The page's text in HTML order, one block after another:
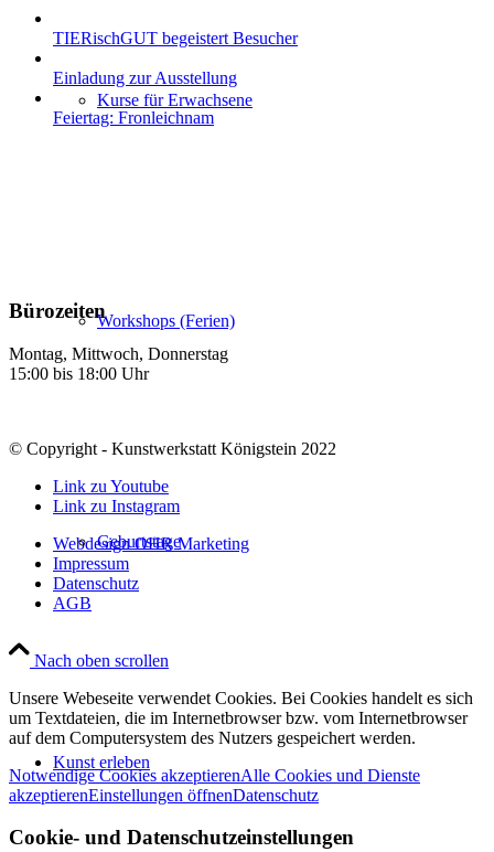
Kurse für Erwachsene
Workshops (Ferien)
Geburtstage
Kunst erleben
TIERischGUT begeistert Besucher
Einladung zur Ausstellung
Feiertag: Fronleichnam
Bürozeiten
Montag, Mittwoch, Donnerstag
15:00 bis 18:00 Uhr
© Copyright - Kunstwerkstatt Königstein 2022
Link zu Youtube
Link zu Instagram
Webdesign OHR Marketing
Impressum
Datenschutz
AGB
Nach oben scrollen
Unsere Webeseite verwendet Cookies. Bei Cookies handelt es sich
um Textdateien, die im Internetbrowser bzw. vom Internetbrowser
auf dem Computersystem des Nutzers gespeichert werden.
Notwendige Cookies akzeptierenAlle Cookies und Dienste
akzeptierenEinstellungen öffnenDatenschutz
Cookie- und Datenschutzeinstellungen